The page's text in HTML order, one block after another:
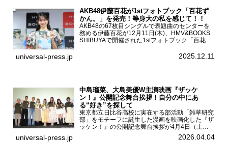
AKB48伊藤百花が1stフォトブック「百花ず
かん。」を発売！等身大の私を感じて！！
AKB48の67枚目シングルで表題曲のセンターを
務める伊藤百花が12月11日(木)、HMV&BOOKS
SHIBUYAで開催された1stフォトブック「百花ず
した。AKB48伊藤百花1stフォトブッ...
universal-press.jp 2025.12.11
中島瑠菜、大島美優W主演映画『ザッケ
ン！』公開記念舞台挨拶！自分の中にあ
る“好き”を探して
東京都立日比谷高校に実在する部活動「雑草研究
部」をモチーフに誕生した漫画を映画化した『ザ
ッケン！』の公開記念舞台挨拶が4月4日（土）
ユナイテッドシネマお台場で開催され、出演者の
中島瑠菜、大島美優、八神遼介（ICEx）、阿佐
universal-press.jp 2026.04.04